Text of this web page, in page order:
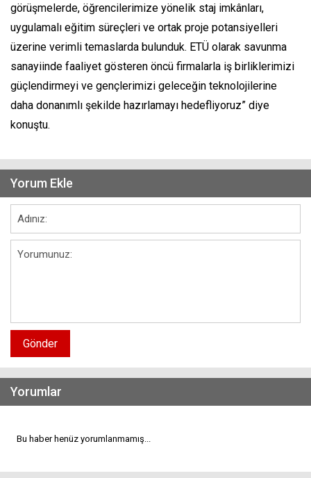
görüşmelerde, öğrencilerimize yönelik staj imkânları,
uygulamalı eğitim süreçleri ve ortak proje potansiyelleri
üzerine verimli temaslarda bulunduk. ETÜ olarak savunma
sanayiinde faaliyet gösteren öncü firmalarla iş birliklerimizi
güçlendirmeyi ve gençlerimizi geleceğin teknolojilerine
daha donanımlı şekilde hazırlamayı hedefliyoruz” diye
konuştu.
Yorum Ekle
Gönder
Yorumlar
Bu haber henüz yorumlanmamış...